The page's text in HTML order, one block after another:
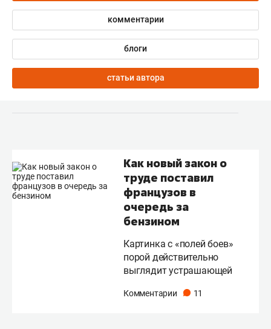
комментарии
блоги
статьи автора
Как новый закон о
труде поставил
французов в
очередь за
бензином
Картинка с «полей боев»
порой действительно
выглядит устрашающей
Комментарии 11